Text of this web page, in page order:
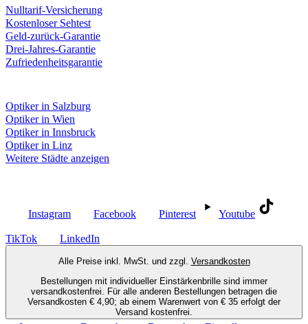
Nulltarif-Versicherung
Kostenloser Sehtest
Geld-zurück-Garantie
Drei-Jahres-Garantie
Zufriedenheitsgarantie
Optiker in Salzburg
Optiker in Wien
Optiker in Innsbruck
Optiker in Linz
Weitere Städte anzeigen
Instagram Facebook Pinterest Youtube
TikTok LinkedIn
Alle Preise inkl. MwSt. und zzgl. Versandkosten
Bestellungen mit individueller Einstärkenbrille sind immer
versandkostenfrei. Für alle anderen Bestellungen betragen die
Versandkosten € 4,90; ab einem Warenwert von € 35 erfolgt der
Versand kostenfrei.